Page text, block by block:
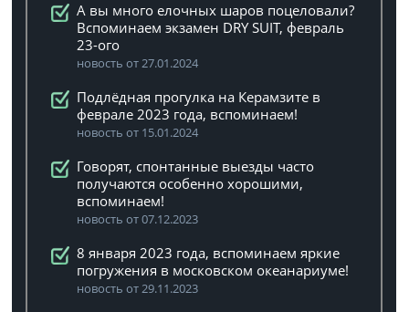
А вы много елочных шаров поцеловали?
Вспоминаем экзамен DRY SUIT, февраль
23-ого
новость от 27.01.2024
Подлёдная прогулка на Керамзите в
феврале 2023 года, вспоминаем!
новость от 15.01.2024
Говорят, спонтанные выезды часто
получаются особенно хорошими,
вспоминаем!
новость от 07.12.2023
8 января 2023 года, вспоминаем яркие
погружения в московском океанариуме!
новость от 29.11.2023